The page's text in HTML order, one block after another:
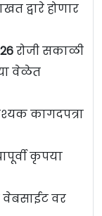
द्वारे होणार
रोजी सकाळी
वेळेत
कागदपत्रा
कृपया
वेबसाईट वर